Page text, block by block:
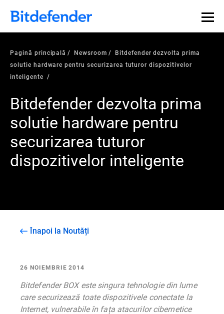
Pagină principală Newsroom
Bitdefender dezvolta prima
solutie hardware pentru securizarea tuturor dispozitivelor
inteligente
Bitdefender dezvolta prima
solutie hardware pentru
securizarea tuturor
dispozitivelor inteligente
Înapoi la Noutăți
26 NOIEMBRIE 2014
Bitdefender BOX este singura tehnologie din lume
care securizează toate dispozitivele conectate la
Internet, vulnerabile în fața atacurilor cibernetice